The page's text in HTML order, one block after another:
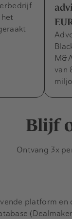
van
Blijf
Ontvang 3x
platform